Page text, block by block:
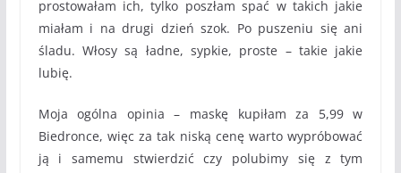
prostowałam ich, tylko poszłam spać w takich jakie
miałam i na drugi dzień szok. Po puszeniu się ani
śladu. Włosy są ładne, sypkie, proste – takie jakie
lubię.
Moja ogólna opinia – maskę kupiłam za 5,99 w
Biedronce, więc za tak niską cenę warto wypróbować
ją i samemu stwierdzić czy polubimy się z tym